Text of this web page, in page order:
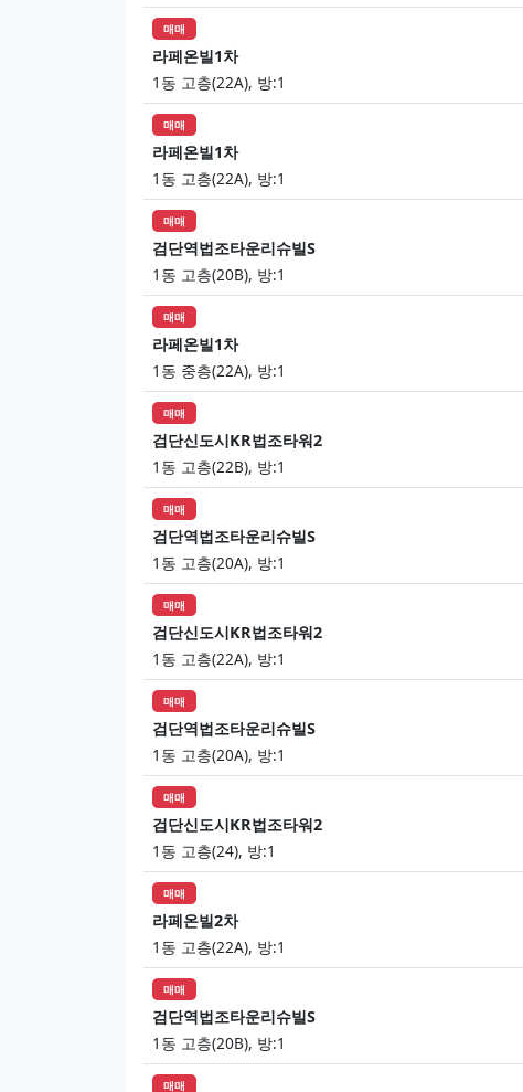
매매
라페온빌1차
1동 고층(22A), 방:1
매매
라페온빌1차
1동 고층(22A), 방:1
매매
검단역법조타운리슈빌S
1동 고층(20B), 방:1
매매
라페온빌1차
1동 중층(22A), 방:1
매매
검단신도시KR법조타워2
1동 고층(22B), 방:1
매매
검단역법조타운리슈빌S
1동 고층(20A), 방:1
매매
검단신도시KR법조타워2
1동 고층(22A), 방:1
매매
검단역법조타운리슈빌S
1동 고층(20A), 방:1
매매
검단신도시KR법조타워2
1동 고층(24), 방:1
매매
라페온빌2차
1동 고층(22A), 방:1
매매
검단역법조타운리슈빌S
1동 고층(20B), 방:1
매매